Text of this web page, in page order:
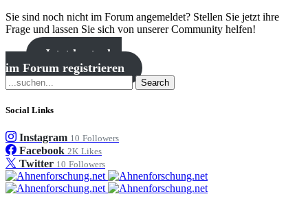
Sie sind noch nicht im Forum angemeldet? Stellen Sie jetzt ihre
Frage und lassen Sie sich von unserer Community helfen!
Jetzt kostenlos
im Forum registrieren
Search
Social Links
Instagram 10 Followers
Facebook 2K Likes
Twitter 10 Followers